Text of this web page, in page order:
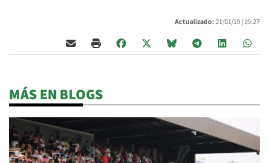
Actualizado: 21/01/19 | 19:27
MÁS EN BLOGS